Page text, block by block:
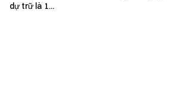
dự trữ là 1...